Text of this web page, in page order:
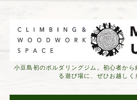
小豆島初のボルダリングジム。初心者から
る遊び場に、ぜひお越しく